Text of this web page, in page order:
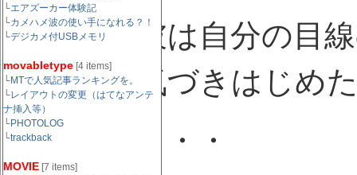
└エアズーカー体験記
└カメハメ波の使い手になれる？！
└デジカメ付USBメモリ
movabletype [4 items]
└MTで人気記事ランキングを。
└レイアウトの変更（はてなアンテ
ナ挿入等）
└PHOTOLOG
└trackback
MOVIE [7 items]
いつしか彼は自分の目
ることに気づきはじめ
これは恋・・・